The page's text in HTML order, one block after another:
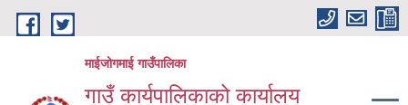
Skip to main content
माईजोगमाई गाउँपालिका
गाउँ कार्यपालिकाको कार्यालय